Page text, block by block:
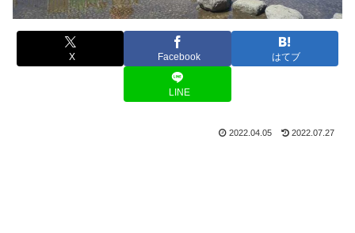
X Facebook はてブ
LINE
2022.04.05 2022.07.27